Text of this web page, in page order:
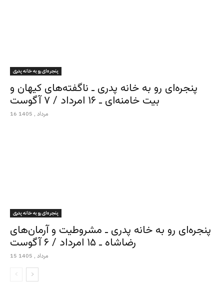
پنجره‌ای رو به خانه پدری
پنجره‌ای رو به خانه پدری ـ ناگفته‌های کیهان و
بیت خامنه‌ای ـ ۱۶ امرداد / ۷ آگوست
16 مرداد , 1405
پنجره‌ای رو به خانه پدری
پنجره‌ای رو به خانه پدری ـ مشروطیت و آرمان‌های
رضاشاه ـ ۱۵ امرداد / ۶ آگوست
15 مرداد , 1405